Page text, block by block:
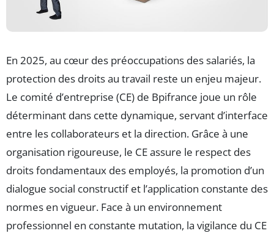
En 2025, au cœur des préoccupations des salariés, la
protection des droits au travail reste un enjeu majeur.
Le comité d’entreprise (CE) de Bpifrance joue un rôle
déterminant dans cette dynamique, servant d’interface
entre les collaborateurs et la direction. Grâce à une
organisation rigoureuse, le CE assure le respect des
droits fondamentaux des employés, la promotion d’un
dialogue social constructif et l’application constante des
normes en vigueur. Face à un environnement
professionnel en constante mutation, la vigilance du CE